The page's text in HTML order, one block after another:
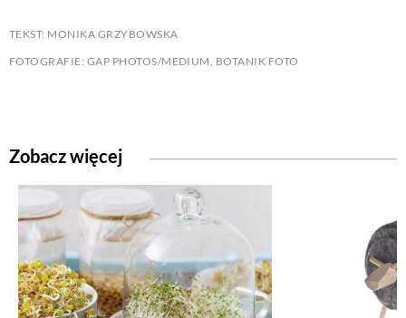
TEKST: MONIKA GRZYBOWSKA
FOTOGRAFIE: GAP PHOTOS/MEDIUM, BOTANIK FOTO
Zobacz więcej